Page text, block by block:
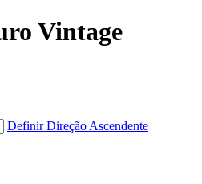
Vintage
Definir Direção Ascendente